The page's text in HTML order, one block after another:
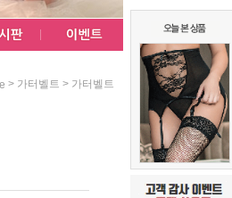
> 가터벨트 > 가터벨트